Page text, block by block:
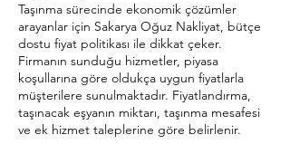
Taşınma sürecinde ekonomik çözümler
arayanlar için Sakarya Oğuz Nakliyat, bütçe
dostu fiyat politikası ile dikkat çeker.
Firmanın sunduğu hizmetler, piyasa
koşullarına göre oldukça uygun fiyatlarla
müşterilere sunulmaktadır. Fiyatlandırma,
taşınacak eşyanın miktarı, taşınma mesafesi
ve ek hizmet taleplerine göre belirlenir.